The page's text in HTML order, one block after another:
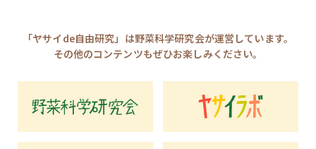
「ヤサイde自由研究」は野菜科学研究会が運営しています。
その他のコンテンツもぜひお楽しみください。